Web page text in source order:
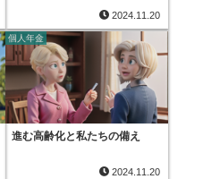
2024.11.20
個人年金
進む高齢化と私たちの備え
2024.11.20